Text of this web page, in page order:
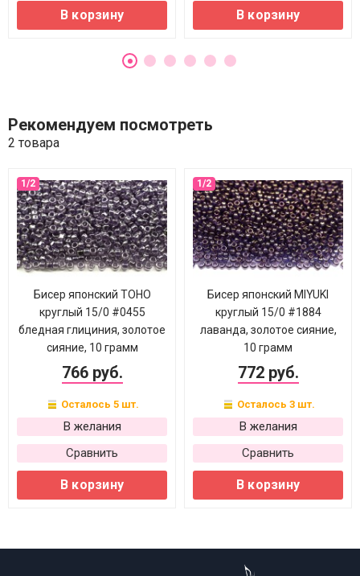
В корзину В корзину
Рекомендуем посмотреть
2 товара
Бисер японский TOHO
круглый 15/0 #0455
бледная глициния, золотое
сияние, 10 грамм
766 руб.
Осталось 5 шт.
В желания
Сравнить
В корзину
Бисер японский MIYUKI
круглый 15/0 #1884
лаванда, золотое сияние,
10 грамм
772 руб.
Осталось 3 шт.
В желания
Сравнить
В корзину